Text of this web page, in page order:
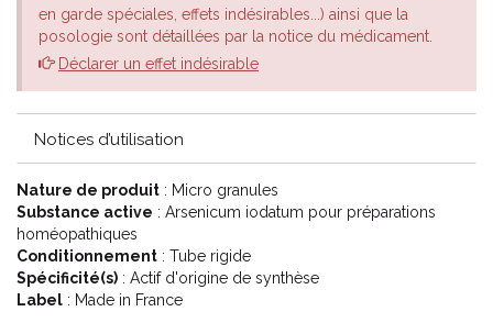
Le conseil de votre pharmacien
Choisir la dilution dans la liste déroulante ci-dessous . Les choix
possibles sont :
7CH Rouge
9CH Bleu
15CH Orange
30CH Mauve
en garde spéciales, effets indésirables...) ainsi que la
posologie sont détaillées par la notice du médicament.
Déclarer un effet indésirable
Notices d’utilisation
Nature de produit : Micro granules
Substance active : Arsenicum iodatum pour préparations
homéopathiques
Conditionnement : Tube rigide
Spécificité(s) : Actif d'origine de synthèse
Label : Made in France